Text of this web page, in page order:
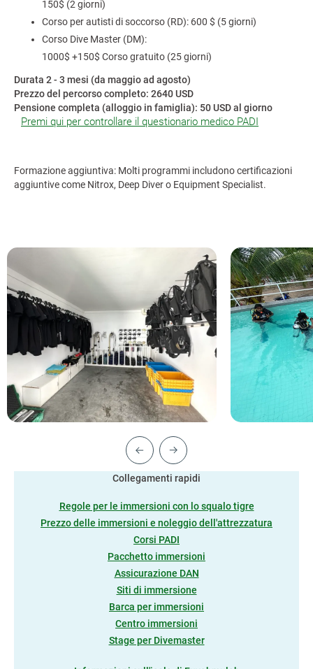
150$ (2 giorni)
Corso per autisti di soccorso (RD): 600 $ (5 giorni)
Corso Dive Master (DM):
1000$ +150$ Corso gratuito (25 giorni)
Durata 2 - 3 mesi (da maggio ad agosto)
Prezzo del percorso completo: 2640 USD
Pensione completa (alloggio in famiglia): 50 USD al giorno
Premi qui per controllare il questionario medico PADI
Formazione aggiuntiva: Molti programmi includono certificazioni
aggiuntive come Nitrox, Deep Diver o Equipment Specialist.
Collegamenti rapidi
Regole per le immersioni con lo squalo tigre
Prezzo delle immersioni e noleggio dell'attrezzatura
Corsi PADI
Pacchetto immersioni
Assicurazione DAN
Siti di immersione
Barca per immersioni
Centro immersioni
Stage per Divemaster